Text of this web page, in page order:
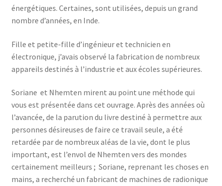
énergétiques. Certaines, sont utilisées, depuis un grand
nombre d’années, en Inde.
Fille et petite-fille d’ingénieur et technicien en
électronique, j’avais observé la fabrication de nombreux
appareils destinés à l’industrie et aux écoles supérieures.
Soriane et Nhemten mirent au point une méthode qui
vous est présentée dans cet ouvrage. Après des années où
l’avancée, de la parution du livre destiné à permettre aux
personnes désireuses de faire ce travail seule, a été
retardée par de nombreux aléas de la vie, dont le plus
important, est l’envol de Nhemten vers des mondes
certainement meilleurs ; Soriane, reprenant les choses en
mains, a recherché un fabricant de machines de radionique